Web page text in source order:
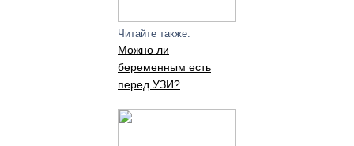
Читайте также:
Можно ли
беременным есть
перед УЗИ?